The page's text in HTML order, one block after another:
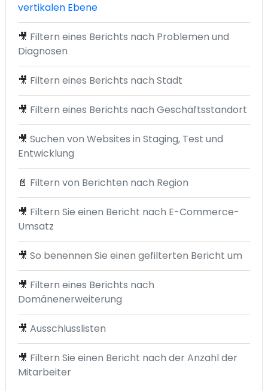
vertikalen Ebene
🎥 Filtern eines Berichts nach Problemen und
Diagnosen
🎥 Filtern eines Berichts nach Stadt
🎥 Filtern eines Berichts nach Geschäftsstandort
🎥 Suchen von Websites in Staging, Test und
Entwicklung
📄 Filtern von Berichten nach Region
🎥 Filtern Sie einen Bericht nach E-Commerce-
Umsatz
🎥 So benennen Sie einen gefilterten Bericht um
🎥 Filtern eines Berichts nach
Domänenerweiterung
🎥 Ausschlusslisten
🎥 Filtern Sie einen Bericht nach der Anzahl der
Mitarbeiter